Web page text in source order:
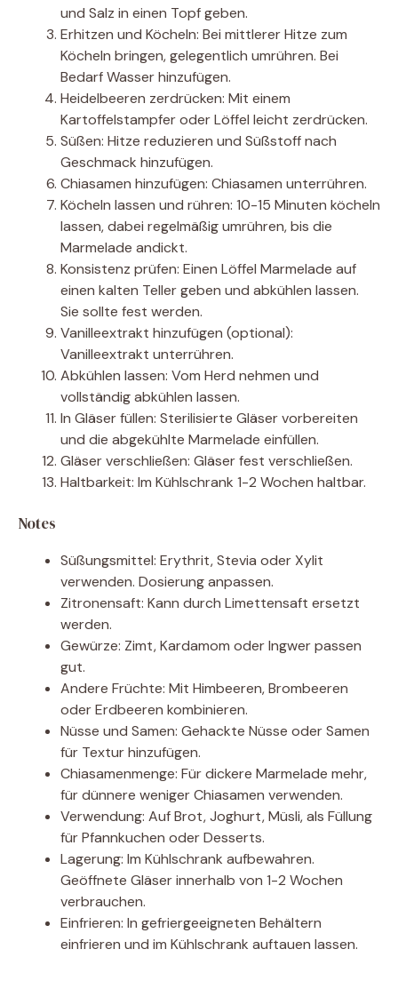
und Salz in einen Topf geben.
Erhitzen und Köcheln: Bei mittlerer Hitze zum
Köcheln bringen, gelegentlich umrühren. Bei
Bedarf Wasser hinzufügen.
Heidelbeeren zerdrücken: Mit einem
Kartoffelstampfer oder Löffel leicht zerdrücken.
Süßen: Hitze reduzieren und Süßstoff nach
Geschmack hinzufügen.
Chiasamen hinzufügen: Chiasamen unterrühren.
Köcheln lassen und rühren: 10-15 Minuten köcheln
lassen, dabei regelmäßig umrühren, bis die
Marmelade andickt.
Konsistenz prüfen: Einen Löffel Marmelade auf
einen kalten Teller geben und abkühlen lassen.
Sie sollte fest werden.
Vanilleextrakt hinzufügen (optional):
Vanilleextrakt unterrühren.
Abkühlen lassen: Vom Herd nehmen und
vollständig abkühlen lassen.
In Gläser füllen: Sterilisierte Gläser vorbereiten
und die abgekühlte Marmelade einfüllen.
Gläser verschließen: Gläser fest verschließen.
Haltbarkeit: Im Kühlschrank 1-2 Wochen haltbar.
Notes
Süßungsmittel: Erythrit, Stevia oder Xylit
verwenden. Dosierung anpassen.
Zitronensaft: Kann durch Limettensaft ersetzt
werden.
Gewürze: Zimt, Kardamom oder Ingwer passen
gut.
Andere Früchte: Mit Himbeeren, Brombeeren
oder Erdbeeren kombinieren.
Nüsse und Samen: Gehackte Nüsse oder Samen
für Textur hinzufügen.
Chiasamenmenge: Für dickere Marmelade mehr,
für dünnere weniger Chiasamen verwenden.
Verwendung: Auf Brot, Joghurt, Müsli, als Füllung
für Pfannkuchen oder Desserts.
Lagerung: Im Kühlschrank aufbewahren.
Geöffnete Gläser innerhalb von 1-2 Wochen
verbrauchen.
Einfrieren: In gefriergeeigneten Behältern
einfrieren und im Kühlschrank auftauen lassen.